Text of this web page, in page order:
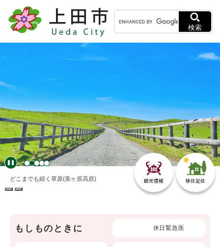
頭
。
メニューを飛ばして本文へ
キ
ー
ワ
ー
検索
どこまでも続く草原(美ヶ原高原)
もしものときに 休日緊急医